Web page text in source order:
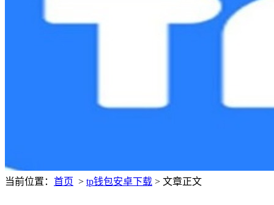
当前位置： 首页 > tp钱包安卓下载 > 文章正文